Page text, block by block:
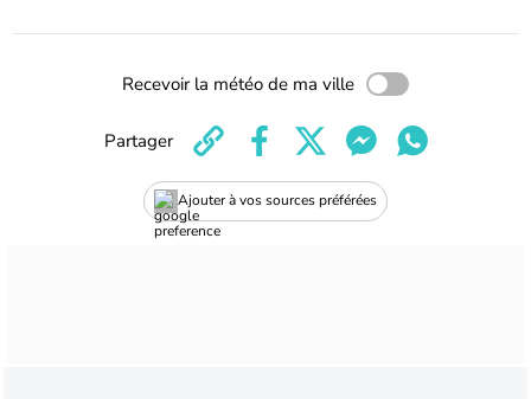
Recevoir la météo de ma ville
Ajouter à vos sources préférées
Partager